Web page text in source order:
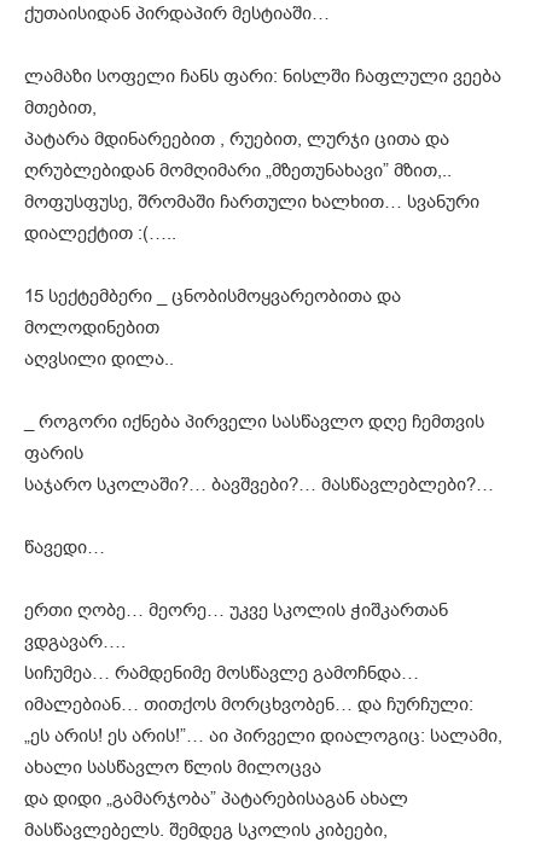
ქუთაისიდან პირდაპირ მესტიაში…
ლამაზი სოფელი ჩანს ფარი: ნისლში ჩაფლული ვეება
მთებით,
პატარა მდინარეებით , რუებით, ლურჯი ცითა და
ღრუბლებიდან მომღიმარი „მზეთუნახავი” მზით,..
მოფუსფუსე, შრომაში ჩართული ხალხით… სვანური
დიალექტით :(…..
15 სექტემბერი _ ცნობისმოყვარეობითა და
მოლოდინებით
აღვსილი დილა..
_ როგორი იქნება პირველი სასწავლო დღე ჩემთვის
ფარის
საჯარო სკოლაში?… ბავშვები?… მასწავლებლები?…
წავედი…
ერთი ღობე… მეორე… უკვე სკოლის ჭიშკართან
ვდგავარ….
სიჩუმეა… რამდენიმე მოსწავლე გამოჩნდა…
იმალებიან… თითქოს მორცხვობენ… და ჩურჩული:
„ეს არის! ეს არის!”… აი პირველი დიალოგიც: სალამი,
ახალი სასწავლო წლის მილოცვა
და დიდი „გამარჯობა” პატარებისაგან ახალ
მასწავლებელს. შემდეგ სკოლის კიბეები,